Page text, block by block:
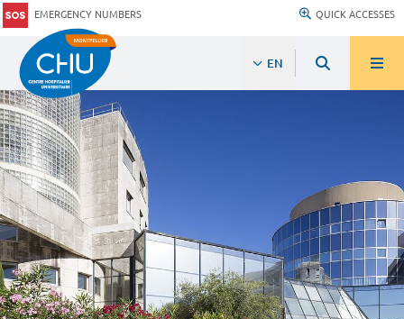
EMERGENCY NUMBERS QUICK ACCESSES
EN